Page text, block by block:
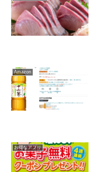
Amazon
お得なアプリ